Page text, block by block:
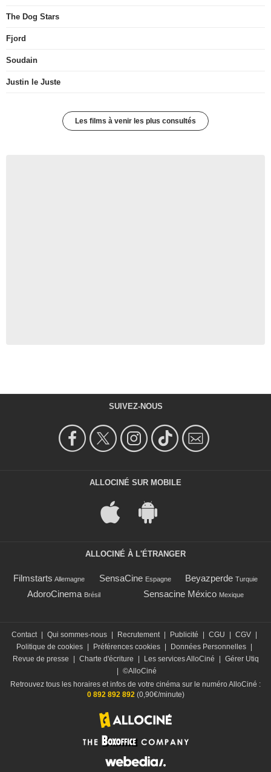
The Dog Stars
Fjord
Soudain
Justin le Juste
Les films à venir les plus consultés
SUIVEZ-NOUS
ALLOCINÉ SUR MOBILE
ALLOCINÉ À L'ÉTRANGER
Filmstarts Allemagne SensaCine Espagne Beyazperde Turquie
AdoroCinema Brésil Sensacine México Mexique
Contact | Qui sommes-nous | Recrutement | Publicité | CGU | CGV |
Politique de cookies | Préférences cookies | Données Personnelles |
Revue de presse
| Charte d'écriture | Les services AlloCiné | Gérer Utiq
| ©AlloCiné
Retrouvez tous les horaires et infos de votre cinéma sur le numéro AlloCiné :
0 892 892 892 (0,90€/minute)